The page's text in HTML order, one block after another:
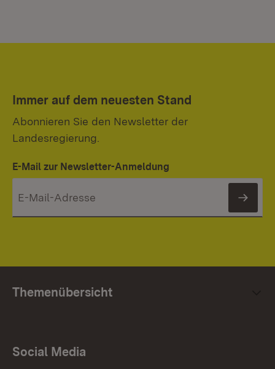
Immer auf dem neuesten Stand
Abonnieren Sie den Newsletter der
Landesregierung.
E-Mail zur Newsletter-Anmeldung
Themenübersicht
Social Media